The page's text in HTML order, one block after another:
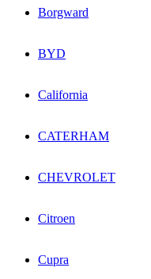
Borgward
BYD
California
CATERHAM
CHEVROLET
Citroen
Cupra